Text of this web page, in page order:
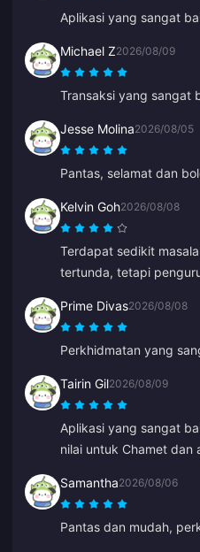
Aplikasi yang sangat
Michael Z2026/08/09
Transaksi yang sangat
Jesse Molina2026/08/05
Pantas, selamat dan
Kelvin Goh2026/08/08
Terdapat sedikit
tertunda, tetapi
mungkin, serta
pampasan. Keputusan
menghargai usaha
Prime Divas2026/08/08
Perkhidmatan yang
Tairin Gil2026/08/09
Aplikasi yang sangat
nilai untuk Chamet dan
tersebut.
Samantha2026/08/06
Pantas dan mudah,